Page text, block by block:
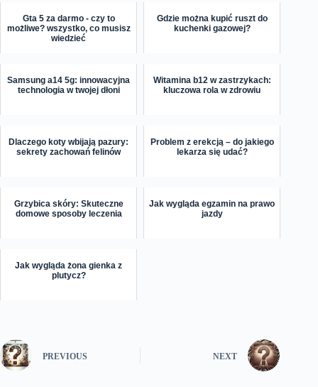
Gta 5 za darmo - czy to
możliwe? wszystko, co musisz
wiedzieć
Gdzie można kupić ruszt do
kuchenki gazowej?
Samsung a14 5g: innowacyjna
technologia w twojej dłoni
Witamina b12 w zastrzykach:
kluczowa rola w zdrowiu
Dlaczego koty wbijają pazury:
sekrety zachowań felinów
Problem z erekcją – do jakiego
lekarza się udać?
Grzybica skóry: Skuteczne
domowe sposoby leczenia
Jak wygląda egzamin na prawo
jazdy
Jak wygląda żona gienka z
plutycz?
PREVIOUS NEXT